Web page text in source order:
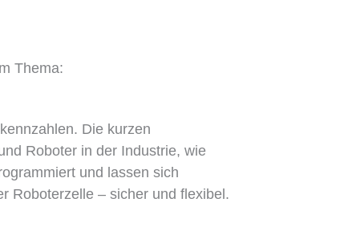
Thema:
Die kurzen
Roboter in der Industrie, wie
und lassen sich
Roboterzelle – sicher und flexibel.